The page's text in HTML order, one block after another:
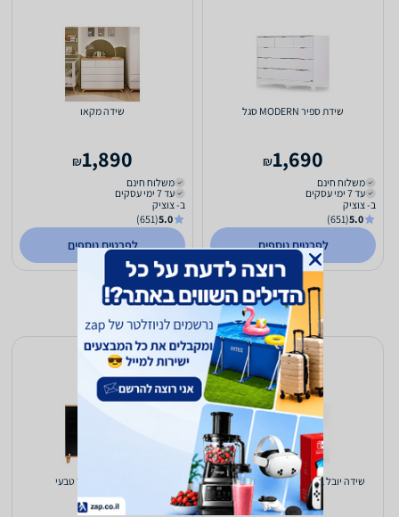
שידת ספיר MODERN סגל
1,690
₪
משלוח חינם
עד 7 ימי עסקים
ב- צוציק
5.0
(651)
לפרטים נוספים
שידה מקאו
1,890
₪
משלוח חינם
עד 7 ימי עסקים
ב- צוציק
5.0
(651)
לפרטים נוספים
שידה יובל ברוחב 120 ס״מ - לבן אפור שידה גלעד – שחור טבעי